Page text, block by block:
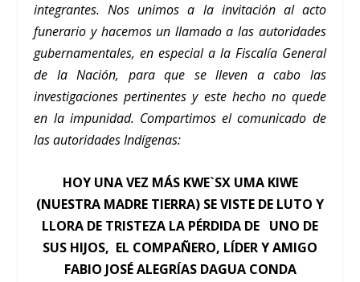
integrantes. Nos unimos a la invitación al acto
funerario y hacemos un llamado a las autoridades
gubernamentales, en especial a la Fiscalía General
de la Nación, para que se lleven a cabo las
investigaciones pertinentes y este hecho no quede
en la impunidad. Compartimos el comunicado de
las autoridades Indígenas:
HOY UNA VEZ MÁS KWE`SX UMA KIWE
(NUESTRA MADRE TIERRA) SE VISTE DE LUTO Y
LLORA DE TRISTEZA LA PÉRDIDA DE UNO DE
SUS HIJOS, EL COMPAÑERO, LÍDER Y AMIGO
FABIO JOSÉ ALEGRÍAS DAGUA CONDA